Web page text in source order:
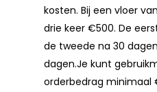
kosten. Bij een vloer
drie keer €500. De
de tweede na 30
dagen.Je kunt
orderbedrag minimaal